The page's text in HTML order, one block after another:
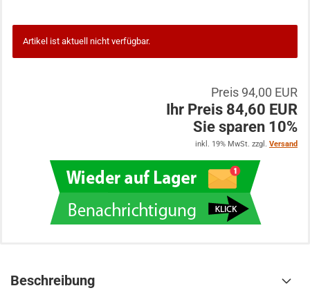
Artikel ist aktuell nicht verfügbar.
Preis 94,00 EUR
Ihr Preis 84,60 EUR
Sie sparen 10%
inkl. 19% MwSt. zzgl. Versand
Beschreibung